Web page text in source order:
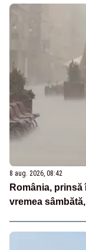
8 aug. 2026, 08:42
România,
vremea